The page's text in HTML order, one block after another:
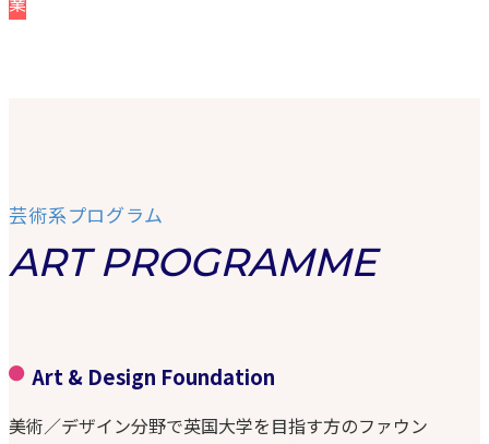
芸術系プログラム
ART PROGRAMME
Art & Design Foundation
美術／デザイン分野で英国大学を目指す方のファウン